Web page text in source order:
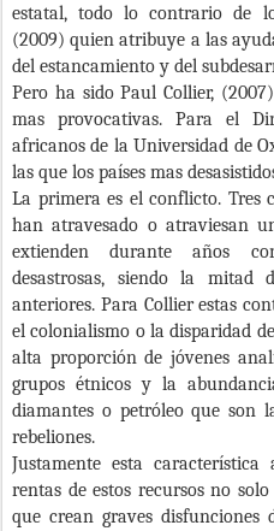
estatal, todo lo contrario de
(2009) quien atribuye a las
del estancamiento y del
Pero ha sido Paul Collier,
mas provocativas. Para el
africanos de la Universidad de
las que los países mas
La primera es el conflicto. Tres
han atravesado o atraviesan
extienden durante años
desastrosas, siendo la mitad
anteriores. Para Collier estas
el colonialismo o la disparidad
alta proporción de jóvenes
grupos étnicos y la
diamantes o petróleo que son
rebeliones.
Justamente esta
rentas de estos recursos no
que crean graves disfunciones